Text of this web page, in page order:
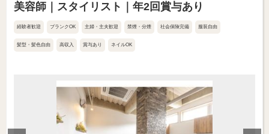
美容師｜スタイリスト｜年2回賞与あり
経験者歓迎 ブランクOK 主婦・主夫歓迎 禁煙・分煙 社会保険完備 服装自由
髪型・髪色自由 高収入 賞与あり ネイルOK